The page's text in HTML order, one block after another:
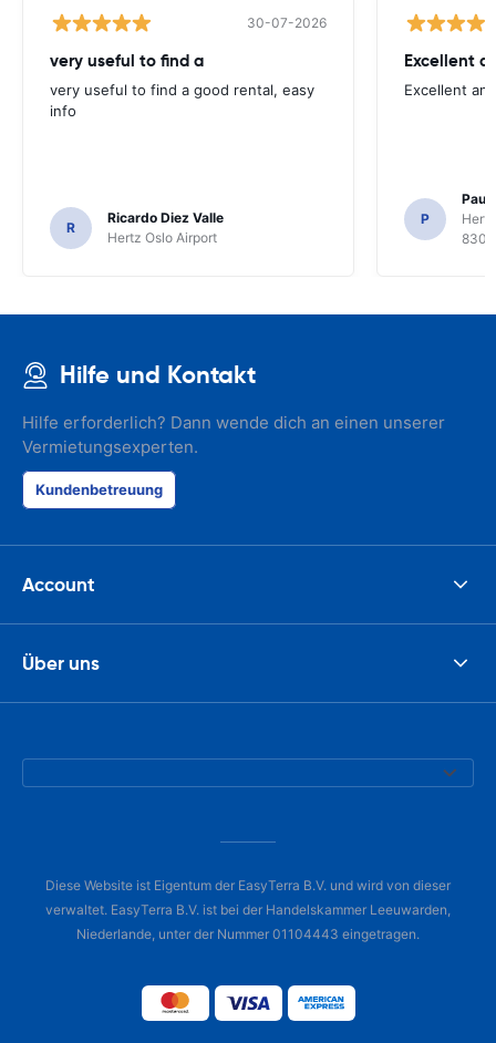
30-07-2026
very useful to find a
very useful to find a good rental, easy
info
R
Ricardo Diez Valle
Hertz Oslo Airport
Excellent
Excellent
P
Paul
8300
Hilfe und Kontakt
Hilfe erforderlich? Dann wende dich an einen unserer
Vermietungsexperten.
Kundenbetreuung
Account
Über uns
Diese Website ist Eigentum der EasyTerra B.V. und wird von dieser
verwaltet. EasyTerra B.V. ist bei der Handelskammer Leeuwarden,
Niederlande, unter der Nummer 01104443 eingetragen.